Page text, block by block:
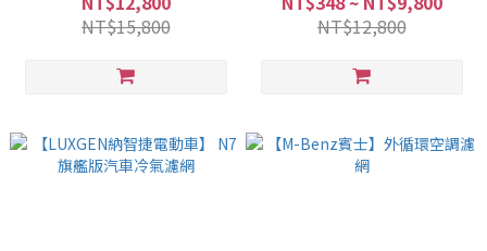
NT$15,800
護套
NT$12,800